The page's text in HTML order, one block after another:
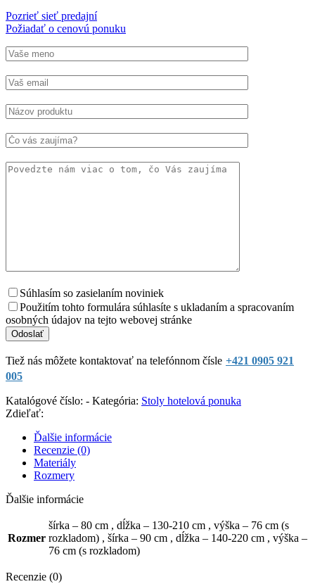
Pozrieť sieť predajní
Požiadať o cenovú ponuku
Súhlasím so zasielaním noviniek
Použitím tohto formulára súhlasíte s ukladaním a spracovaním
osobných údajov na tejto webovej stránke
Tiež nás môžete kontaktovať na telefónnom čísle +421 0905 921
005
Katalógové číslo: - Kategória: Stoly hotelová ponuka
Zdieľať:
Ďalšie informácie
Recenzie (0)
Materiály
Rozmery
Ďalšie informácie
Rozmer
šírka – 80 cm , dĺžka – 130-210 cm , výška – 76 cm (s
rozkladom) , šírka – 90 cm , dĺžka – 140-220 cm , výška –
76 cm (s rozkladom)
Recenzie (0)